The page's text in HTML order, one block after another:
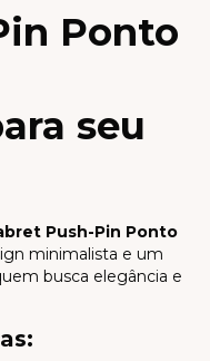
Ponto
seu
Push-Pin Ponto
minimalista e um
busca elegância e